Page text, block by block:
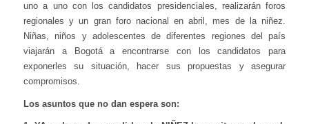
uno a uno con los candidatos presidenciales, realizarán foros
regionales y un gran foro nacional en abril, mes de la niñez.
Niñas, niños y adolescentes de diferentes regiones del país
viajarán a Bogotá a encontrarse con los candidatos para
exponerles su situación, hacer sus propuestas y asegurar
compromisos.
Los asuntos que no dan espera son: